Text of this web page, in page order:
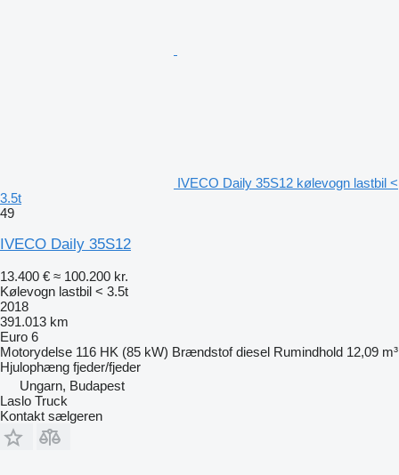
IVECO Daily 35S12 kølevogn lastbil <
3.5t
49
IVECO Daily 35S12
13.400 € ≈ 100.200 kr.
Kølevogn lastbil < 3.5t
2018
391.013 km
Euro 6
Motorydelse 116 HK (85 kW) Brændstof diesel Rumindhold 12,09 m³
Hjulophæng fjeder/fjeder
Ungarn, Budapest
Laslo Truck
Kontakt sælgeren